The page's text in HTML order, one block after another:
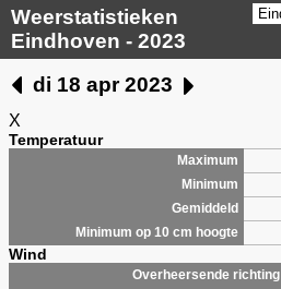
Weerstatistieken
Eindhoven - 2023
di 18 apr 2023
X
Temperatuur
Maximum
Minimum
Gemiddeld
Minimum op 10 cm hoogte
Wind
Overheersende richting